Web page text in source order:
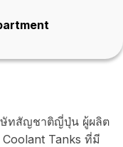
ษัทสัญชาติญี่ปุ่น ผู้ผลิต
Tanks ที่มี